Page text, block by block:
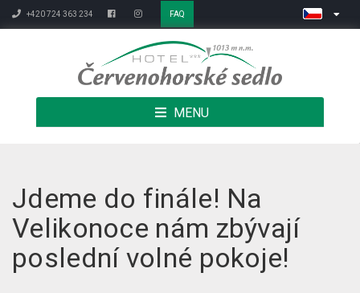
+420 724 363 234 FAQ
MENU
Jdeme do finále! Na
Velikonoce nám zbývají
poslední volné pokoje!